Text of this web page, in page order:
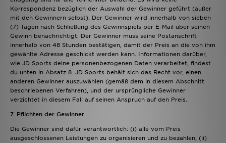
Korrespondenz bezüglich der Auswahl der Gewinner geführt (außer
mit den Gewinnern selbst). Der Gewinner wird innerhalb von sieben
(7) Tagen nach Schließung des Gewinnspiels per E-Mail über seinen
Gewinn benachrichtigt. Der Gewinner muss seine Postanschrift
innerhalb von 48 Stunden bestätigen, damit der Preis an die von ihm
gewählte Adresse geschickt werden kann. Informationen darüber,
wie JD Sports deine personenbezogenen Daten verarbeitet, findest
du unten in Absatz 8. JD Sports behält sich das Recht vor, einen
anderen Gewinner auszuwählen (gemäß dem in diesem Abschnitt
beschriebenen Verfahren), und der ursprüngliche Gewinner
verzichtet in diesem Fall auf seinen Anspruch auf den Preis.
7. Pflichten der Gewinner
Die Gewinner sind dafür verantwortlich: (i) alle vom Preis
ausgeschlossenen Leistungen zu organisieren und zu bezahlen; (ii)